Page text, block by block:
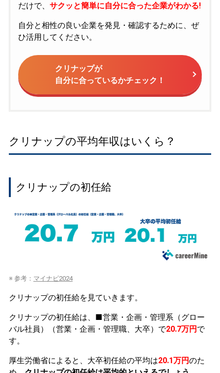
だけで、 サクッと簡単に自分に合った企業がわかる!
自分と相性の良い企業を発見・確認するために、ぜ
ひ活用してください。
クリナップが
自分に合っているかチェック！
クリナップの平均年収はいくら？
クリナップの初任給
※ 参考： マイナビ2024
クリナップの初任給を見ていきます。
クリナップの初任給は、■営業・企画・管理系（グロー
バル社員）（営業・企画・管理職、大卒）で20.7万円 で
す。
厚生労働省によると、大卒初任給の平均は20.1万円のた